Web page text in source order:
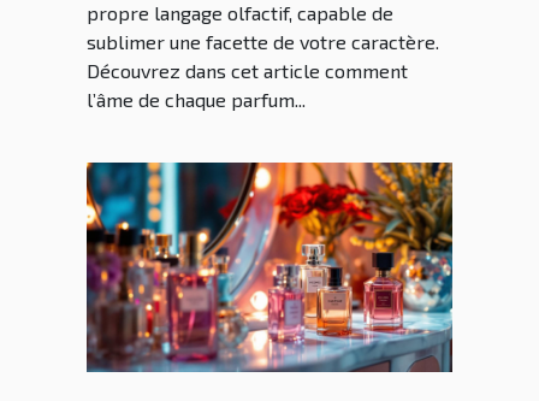
propre langage olfactif, capable de
sublimer une facette de votre caractère.
Découvrez dans cet article comment
l’âme de chaque parfum...